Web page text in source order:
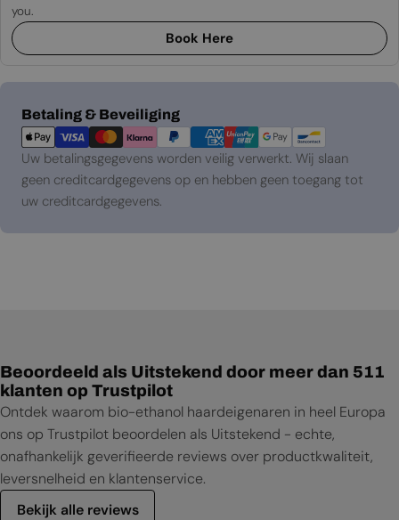
you.
Book Here
Betaling & Beveiliging
Betaalmethoden
Uw betalingsgegevens worden veilig verwerkt. Wij slaan
geen creditcardgegevens op en hebben geen toegang tot
uw creditcardgegevens.
Beoordeeld als Uitstekend door meer dan 511
klanten op Trustpilot
Ontdek waarom bio-ethanol haardeigenaren in heel Europa
ons op Trustpilot beoordelen als Uitstekend - echte,
onafhankelijk geverifieerde reviews over productkwaliteit,
leversnelheid en klantenservice.
Bekijk alle reviews